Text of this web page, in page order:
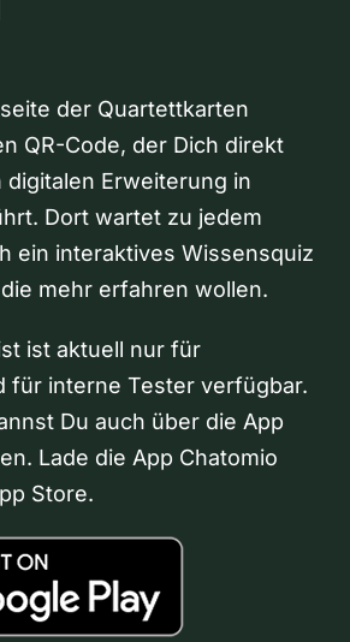
der Quartettkarten
QR-Code, der Dich direkt
digitalen Erweiterung in
Dort wartet zu jedem
ein interaktives Wissensquiz
mehr erfahren wollen.
ist aktuell nur für
für interne Tester verfügbar.
Du auch über die App
Lade die App Chatomio
Store.